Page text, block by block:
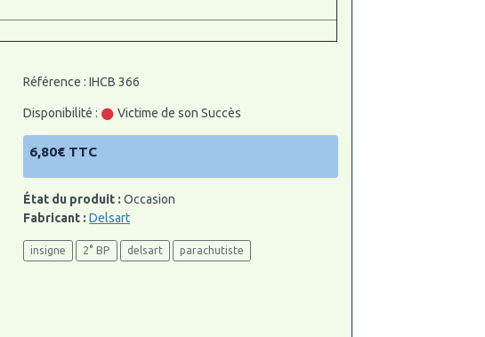
Référence : IHCB 366
Disponibilité : Victime de son Succès
6,80€ TTC
État du produit : Occasion
Fabricant : Delsart
insigne 2° BP delsart parachutiste